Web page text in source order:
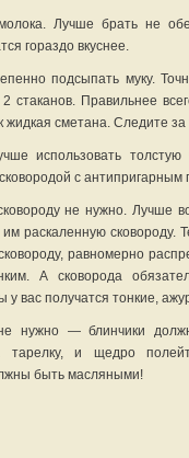
Лучше брать не
гораздо вкуснее.
подсыпать муку.
стаканов. Правильнее
жидкая сметана. Следите
использовать
с антипригарным
не нужно. Лучше
раскаленную сковороду.
равномерно
А сковорода
у вас получатся тонкие,
нужно — блинчики
тарелку, и щедро
быть масляными!